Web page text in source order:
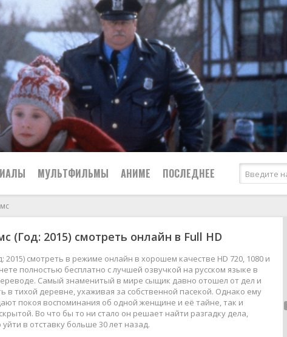
Боевики
Военные
Детективы
Детские
Драмы
Комедии
Мелодрамы
Приключения
Семейные
Спорт
Триллеры
Ужасы
МУЛЬТФИЛЬМЫ АНИМЕ ПОСЛЕДНЕЕ
2024
2023
2022
2021
(Год: 2015) смотреть онлайн в Full HD
2015) смотреть в режиме онлайн в хорошем качестве HD 720, 1080 и
полностью бесплатно с лучшей озвучкой на русском языке в
Самый знаменитый в мире сыщик давно отошел от дел и
в тихой деревне, ухаживая за собственной пасекой. Однако ему
покоя воспоминания об одной женщине и её тайне, так и
Во что бы то ни стало он решает найти разгадку дела,
в отставку больше 30 лет назад.